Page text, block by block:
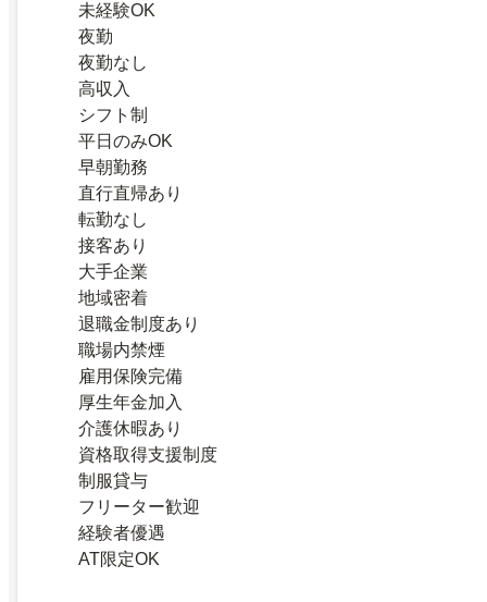
未経験OK
夜勤
夜勤なし
高収入
シフト制
平日のみOK
早朝勤務
直行直帰あり
転勤なし
接客あり
大手企業
地域密着
退職金制度あり
職場内禁煙
雇用保険完備
厚生年金加入
介護休暇あり
資格取得支援制度
制服貸与
フリーター歓迎
経験者優遇
AT限定OK